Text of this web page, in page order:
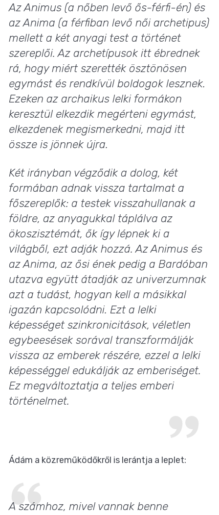
Az Animus (a nőben levő ős-férfi-én) és
az Anima (a férfiban levő női archetipus)
mellett a két anyagi test a történet
szereplői. Az archetípusok itt ébrednek
rá, hogy miért szerették ösztönösen
egymást és rendkívül boldogok lesznek.
Ezeken az archaikus lelki formákon
keresztül elkezdik megérteni egymást,
elkezdenek megismerkedni, majd itt
össze is jönnek újra.
Két irányban végződik a dolog, két
formában adnak vissza tartalmat a
főszereplők: a testek visszahullanak a
földre, az anyagukkal táplálva az
ökoszisztémát, ők így lépnek ki a
világből, ezt adják hozzá. Az Animus és
az Anima, az ősi ének pedig a Bardóban
utazva együtt átadják az univerzumnak
azt a tudást, hogyan kell a másikkal
igazán kapcsolódni. Ezt a lelki
képességet szinkronicitások, véletlen
egybeesések sorával transzformálják
vissza az emberek részére, ezzel a lelki
képességgel edukálják az emberiséget.
Ez megváltoztatja a teljes emberi
történelmet.
Ádám a közreműködőkről is lerántja a leplet:
A számhoz, mivel vannak benne